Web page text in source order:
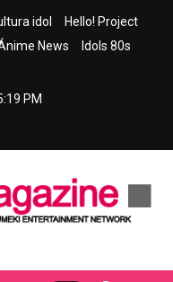
idol
Hello! Project
News
Idols 80s
PM